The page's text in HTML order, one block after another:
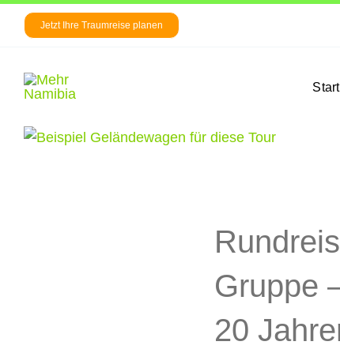
Inhalt
Jetzt Ihre Traumreise planen
Gruppe
20